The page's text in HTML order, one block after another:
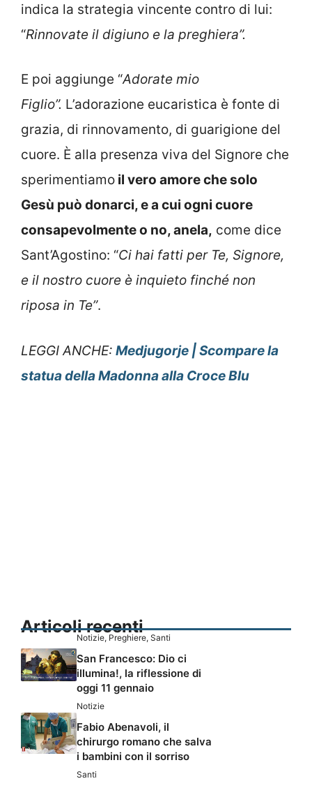
indica la strategia vincente contro di lui:
“Rinnovate il digiuno e la preghiera”.
E poi aggiunge “Adorate mio
Figlio”. L’adorazione eucaristica è fonte di
grazia, di rinnovamento, di guarigione del
cuore. È alla presenza viva del Signore che
sperimentiamo il vero amore che solo
Gesù può donarci, e a cui ogni cuore
consapevolmente o no, anela, come dice
Sant’Agostino: “Ci hai fatti per Te, Signore,
e il nostro cuore è inquieto finché non
riposa in Te”.
LEGGI ANCHE: Medjugorje | Scompare la
statua della Madonna alla Croce Blu
Articoli recenti
Notizie, Preghiere, Santi
San Francesco: Dio ci
illumina!, la riflessione di
oggi 11 gennaio
Notizie
Fabio Abenavoli, il
chirurgo romano che salva
i bambini con il sorriso
Santi